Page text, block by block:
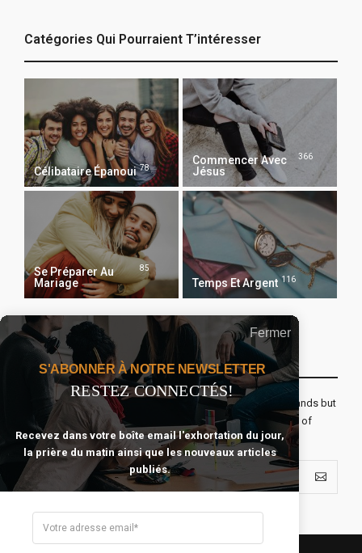
Catégories Qui Pourraient T’intéresser
Célibataire Épanoui 78
Commencer Avec
Jésus
366
Se Préparer Au
Mariage
85
Temps Et Argent 116
Recevoir Notre Newsletter Chaque Matin
The real voyage of discovery consists not in seeking new lands but
seeing with new eyes. All journeys have secret destinations of
which the traveler is unaware.
Fermer
S'ABONNER À NOTRE NEWSLETTER
RESTEZ CONNECTÉS!
Recevez dans votre boîte email l'exhortation du jour,
la prière du matin ainsi que les nouveaux articles
publiés.